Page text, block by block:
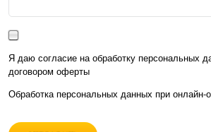
Я даю согласие на обработку персональных
договором оферты
Обработка персональных данных при онлайн-